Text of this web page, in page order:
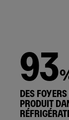
93
DES
PRODUIT